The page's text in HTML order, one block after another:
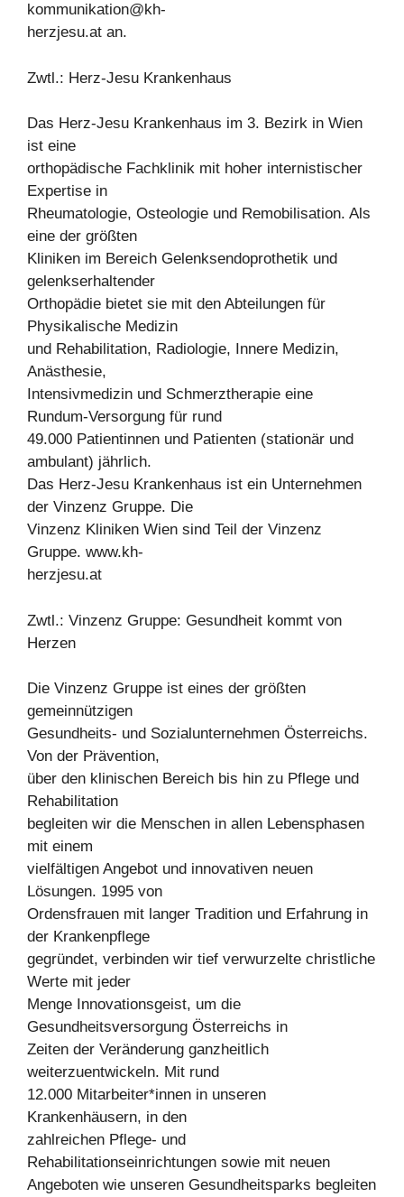
kommunikation@kh-
herzjesu.at an.
Zwtl.: Herz-Jesu Krankenhaus
Das Herz-Jesu Krankenhaus im 3. Bezirk in Wien
ist eine
orthopädische Fachklinik mit hoher internistischer
Expertise in
Rheumatologie, Osteologie und Remobilisation. Als
eine der größten
Kliniken im Bereich Gelenksendoprothetik und
gelenkserhaltender
Orthopädie bietet sie mit den Abteilungen für
Physikalische Medizin
und Rehabilitation, Radiologie, Innere Medizin,
Anästhesie,
Intensivmedizin und Schmerztherapie eine
Rundum-Versorgung für rund
49.000 Patientinnen und Patienten (stationär und
ambulant) jährlich.
Das Herz-Jesu Krankenhaus ist ein Unternehmen
der Vinzenz Gruppe. Die
Vinzenz Kliniken Wien sind Teil der Vinzenz
Gruppe. www.kh-
herzjesu.at
Zwtl.: Vinzenz Gruppe: Gesundheit kommt von
Herzen
Die Vinzenz Gruppe ist eines der größten
gemeinnützigen
Gesundheits- und Sozialunternehmen Österreichs.
Von der Prävention,
über den klinischen Bereich bis hin zu Pflege und
Rehabilitation
begleiten wir die Menschen in allen Lebensphasen
mit einem
vielfältigen Angebot und innovativen neuen
Lösungen. 1995 von
Ordensfrauen mit langer Tradition und Erfahrung in
der Krankenpflege
gegründet, verbinden wir tief verwurzelte christliche
Werte mit jeder
Menge Innovationsgeist, um die
Gesundheitsversorgung Österreichs in
Zeiten der Veränderung ganzheitlich
weiterzuentwickeln. Mit rund
12.000 Mitarbeiter*innen in unseren
Krankenhäusern, in den
zahlreichen Pflege- und
Rehabilitationseinrichtungen sowie mit neuen
Angeboten wie unseren Gesundheitsparks begleiten